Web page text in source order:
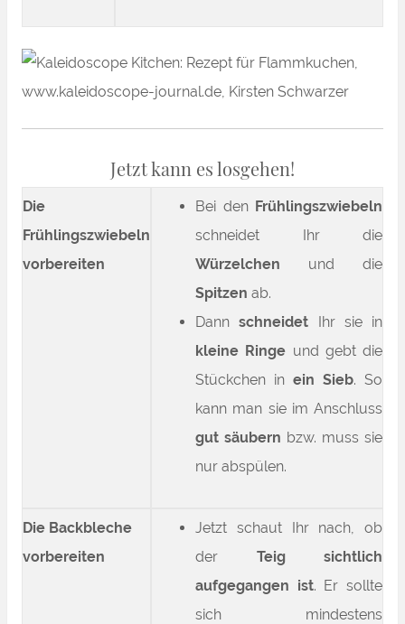
Jetzt kann es losgehen!
Die
Frühlingszwiebeln
vorbereiten
Bei den Frühlingszwiebeln
schneidet Ihr die
Würzelchen und die
Spitzen ab.
Dannschneidet
Ihr sie in
kleine Ringe und gebt die
Stückchen in ein Sieb. So
kann man sie im Anschluss
gut säubern bzw. muss sie
nur abspülen.
Die Backbleche
vorbereiten
Jetzt schaut Ihr nach, ob
der Teig sichtlich
aufgegangen ist. Er sollte
sich mindestens